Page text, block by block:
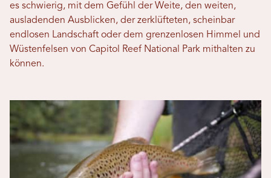
es schwierig, mit dem Gefühl der Weite, den weiten,
ausladenden Ausblicken, der zerklüfteten, scheinbar
endlosen Landschaft oder dem grenzenlosen Himmel und
Wüstenfelsen von Capitol Reef National Park mithalten zu
können.